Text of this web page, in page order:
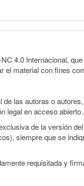
4.0 Internacional,
el material con fines
las autoras o
legal en acceso abierto.
de la versión
siempre que se
requisitada y